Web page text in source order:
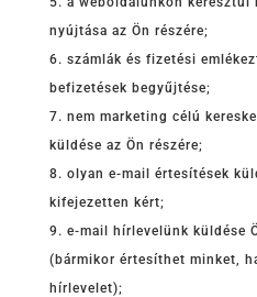
nyújtása az Ön részére;
számlák és fizetési
befizetések begyűjtése;
nem marketing célú
küldése az Ön részére;
olyan e-mail értesítések
kifejezetten kért;
e-mail hírlevelünk küldése
(bármikor értesíthet minket,
hírlevelet);